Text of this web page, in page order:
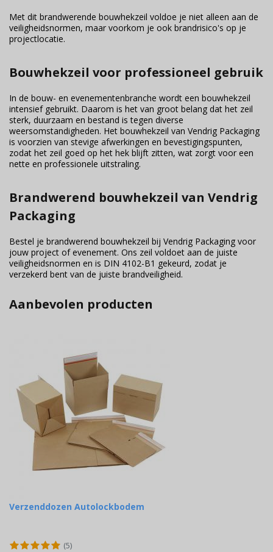
Met dit brandwerende bouwhekzeil voldoe je niet alleen aan de
veiligheidsnormen, maar voorkom je ook brandrisico's op je
projectlocatie.
Bouwhekzeil voor professioneel gebruik
In de bouw- en evenementenbranche wordt een bouwhekzeil
intensief gebruikt. Daarom is het van groot belang dat het zeil
sterk, duurzaam en bestand is tegen diverse
weersomstandigheden. Het bouwhekzeil van Vendrig Packaging
is voorzien van stevige afwerkingen en bevestigingspunten,
zodat het zeil goed op het hek blijft zitten, wat zorgt voor een
nette en professionele uitstraling.
Brandwerend bouwhekzeil van Vendrig
Packaging
Bestel je brandwerend bouwhekzeil bij Vendrig Packaging voor
jouw project of evenement. Ons zeil voldoet aan de juiste
veiligheidsnormen en is DIN 4102-B1 gekeurd, zodat je
verzekerd bent van de juiste brandveiligheid.
Aanbevolen producten
Verzenddozen Autolockbodem
(5)